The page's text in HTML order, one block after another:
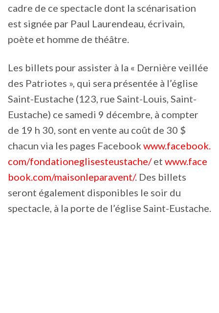
cadre de ce spectacle dont la scénarisation
est signée par Paul Laurendeau, écrivain,
poète et homme de théâtre.
Les billets pour assister à la « Dernière veillée
des Patriotes », qui sera présentée à l’église
Saint-Eustache (123, rue Saint-Louis, Saint-
Eustache) ce samedi 9 décembre, à compter
de 19 h 30, sont en vente au coût de 30 $
chacun via les pages Facebook www.facebook.
com/fondationeglisesteustache/et www.face
book.com/maisonleparavent/. Des billets
seront également disponibles le soir du
spectacle, à la porte de l’église Saint-Eustache.